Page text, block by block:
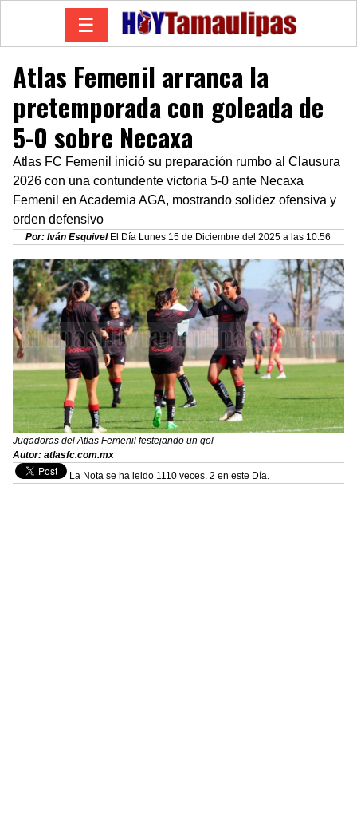
☰
Atlas Femenil arranca la
pretemporada con goleada de
5-0 sobre Necaxa
Atlas FC Femenil inició su preparación rumbo al Clausura
2026 con una contundente victoria 5-0 ante Necaxa
Femenil en Academia AGA, mostrando solidez ofensiva y
orden defensivo
Por: Iván EsquivelEl Día Lunes 15 de Diciembre del 2025 a las 10:56
Jugadoras del Atlas Femenil festejando un gol
Autor: atlasfc.com.mx
La Nota se ha leido 1110 veces. 2 en este Día.